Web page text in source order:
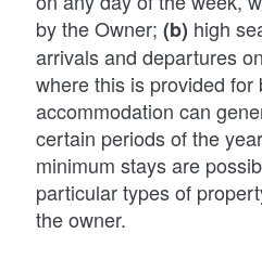
by the Owner; (b) high
arrivals and departures
where this is provided for
accommodation can
certain periods of the
minimum stays are
particular types of
the owner.